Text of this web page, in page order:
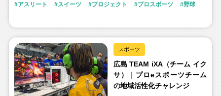
アスリート スイーツ プロジェクト プロスポーツ 野球
スポーツ
広島 TEAM iXA（チーム イク
サ）｜プロeスポーツチーム
の地域活性化チャレンジ